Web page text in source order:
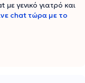
με γενικό γιατρό και
chat τώρα με το